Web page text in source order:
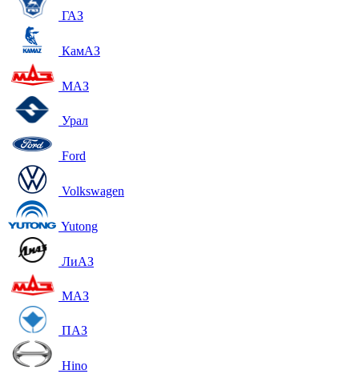
ГАЗ
КамАЗ
МАЗ
Урал
Ford
Volkswagen
Yutong
ЛиАЗ
МАЗ
ПАЗ
Hino